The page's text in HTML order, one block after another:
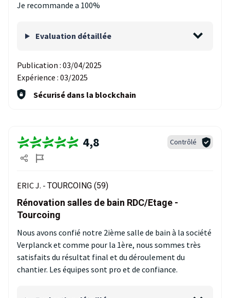
Je recommande a 100%
Evaluation détaillée
Publication : 03/04/2025
Expérience : 03/2025
Sécurisé dans la blockchain
4,8 Contrôlé
ERIC J. - TOURCOING (59)
Rénovation salles de bain RDC/Etage -
Tourcoing
Nous avons confié notre 2ième salle de bain à la société
Verplanck et comme pour la 1ère, nous sommes très
satisfaits du résultat final et du déroulement du
chantier. Les équipes sont pro et de confiance.